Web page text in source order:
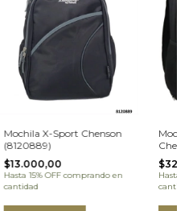
Mochila X-Sport Chenson
(8120889)
$13.000,00
Hasta 15% OFF comprando en
cantidad
Hasta